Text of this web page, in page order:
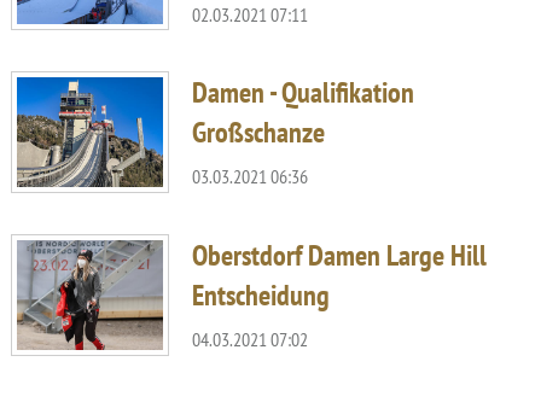
02.03.2021 07:11
Damen - Qualifikation
Großschanze
03.03.2021 06:36
Oberstdorf Damen Large Hill
Entscheidung
04.03.2021 07:02